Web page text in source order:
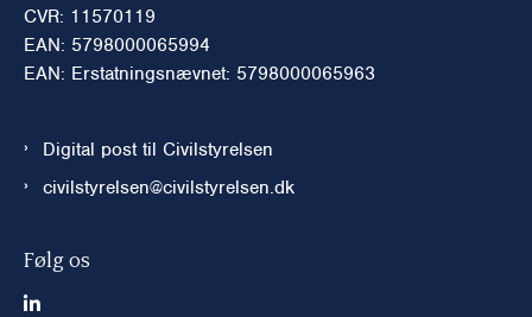
CVR: 11570119
EAN: 5798000065994
EAN: Erstatningsnævnet: 5798000065963
Digital post til Civilstyrelsen
civilstyrelsen@civilstyrelsen.dk
Følg os